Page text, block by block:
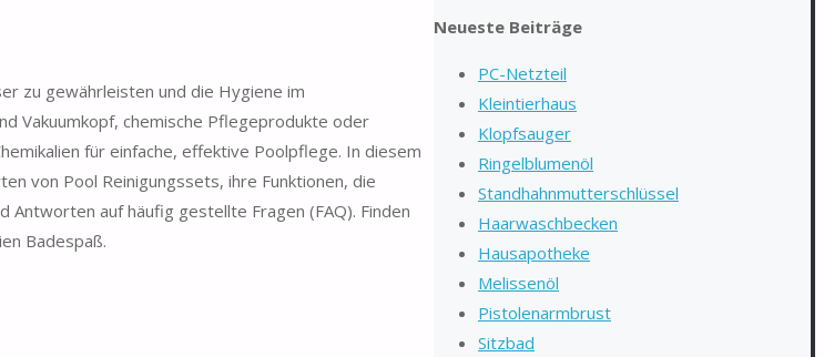
zu gewährleisten und die Hygiene im
Vakuumkopf, chemische Pflegeprodukte oder
für einfache, effektive Poolpflege. In diesem
von Pool Reinigungssets, ihre Funktionen, die
auf häufig gestellte Fragen (FAQ). Finden
Badespaß.
Neueste Beiträge
PC-Netzteil
Kleintierhaus
Klopfsauger
Ringelblumenöl
Standhahnmutterschlüssel
Haarwaschbecken
Hausapotheke
Melissenöl
Pistolenarmbrust
Sitzbad